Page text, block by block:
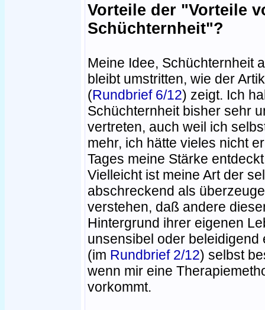
Vorteile der "Vorteile
Schüchternheit"?
Meine Idee, Schüchternheit
bleibt umstritten, wie der
(Rundbrief 6/12) zeigt. Ich
Schüchternheit bisher sehr
vertreten, auch weil ich
mehr, ich hätte vieles nicht
Tages meine Stärke
Vielleicht ist meine Art der
abschreckend als
verstehen, daß andere
Hintergrund ihrer eigenen
unsensibel oder
(im Rundbrief 2/12) selbst
wenn mir eine
vorkommt.